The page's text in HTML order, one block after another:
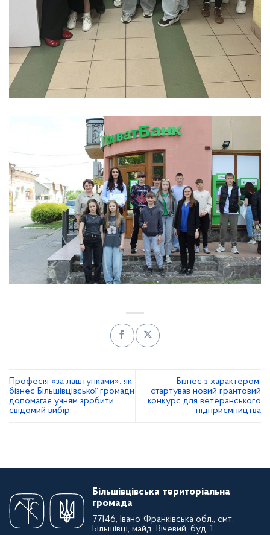
Професія «за лаштунками»: як
бізнес Більшівцівської громади
допомагає учням зробити
свідомий вибір
Бізнес з характером:
стартував новий грантовий
конкурс для ветеранського
підприємництва
Більшівцівська територіальна
громада
77146, Івано-Франківська обл., смт.
Більшівці, майд. Вічевий, буд. 1